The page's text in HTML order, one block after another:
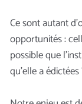
Ce sont autant
opportunités :
possible que
qu’elle a édictées